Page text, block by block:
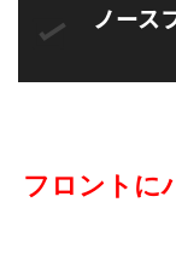
ノース
フロントに